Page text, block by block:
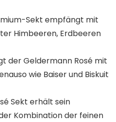
Sekt empfängt mit
Himbeeren, Erdbeeren
der Geldermann Rosé mit
wie Baiser und Biskuit
Sekt erhält sein
Kombination der feinen